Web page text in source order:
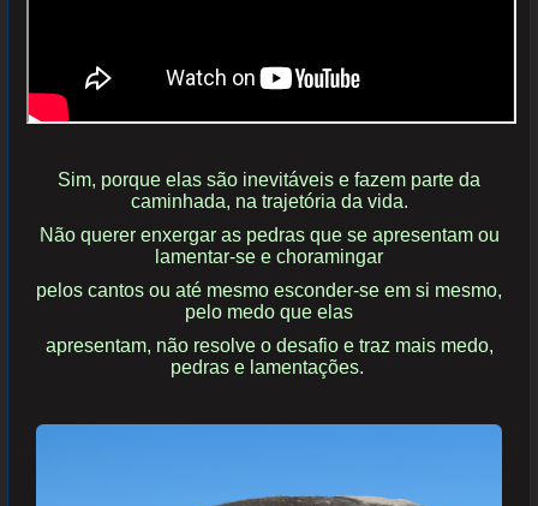
Sim, porque elas são inevitáveis e fazem parte da
caminhada, na trajetória da vida.
Não querer enxergar as pedras que se apresentam ou
lamentar-se e choramingar
pelos cantos ou até mesmo esconder-se em si mesmo,
pelo medo que elas
apresentam, não resolve o desafio e traz mais medo,
pedras e lamentações.